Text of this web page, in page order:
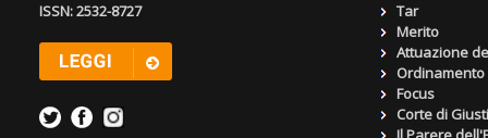
ISSN: 2532-8727
Tar
Merito
Attuazione
Focus
Corte di